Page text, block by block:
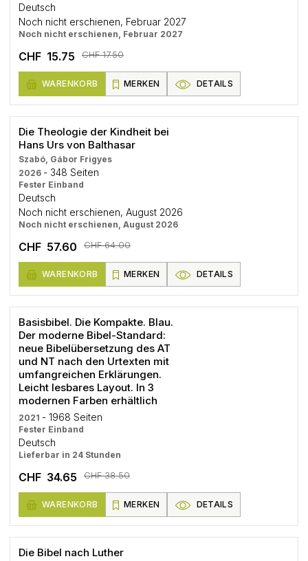
Deutsch
Noch nicht erschienen, Februar 2027
Noch nicht erschienen, Februar 2027
CHF 15.75 CHF 17.50
WARENKORB MERKEN DETAILS
Die Theologie der Kindheit bei
Hans Urs von Balthasar
Szabó, Gábor Frigyes
2026 - 348 Seiten
Fester Einband
Deutsch
Noch nicht erschienen, August 2026
Noch nicht erschienen, August 2026
CHF 57.60 CHF 64.00
WARENKORB MERKEN DETAILS
Basisbibel. Die Kompakte. Blau.
Der moderne Bibel-Standard:
neue Bibelübersetzung des AT
und NT nach den Urtexten mit
umfangreichen Erklärungen.
Leicht lesbares Layout. In 3
modernen Farben erhältlich
2021 - 1968 Seiten
Fester Einband
Deutsch
Lieferbar in 24 Stunden
CHF 34.65 CHF 38.50
WARENKORB MERKEN DETAILS
Die Bibel nach Luther